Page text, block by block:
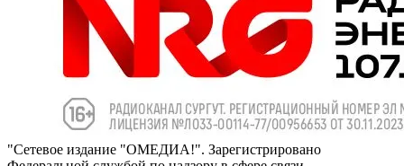
"Сетевое издание "ОМЕДИА!". Зарегистрировано